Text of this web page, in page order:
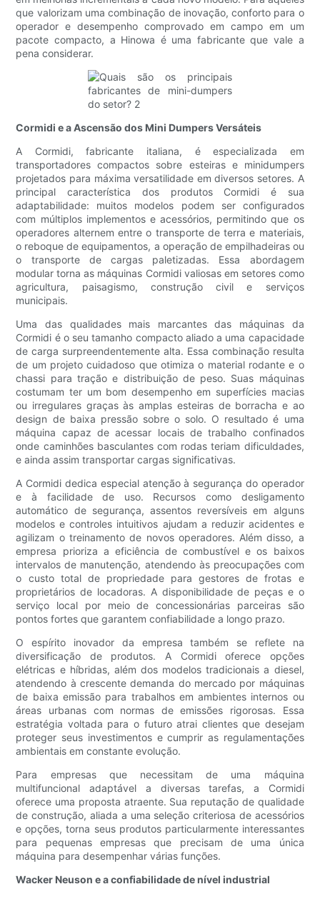
que valorizam uma combinação de inovação, conforto para o
operador e desempenho comprovado em campo em um
pacote compacto, a Hinowa é uma fabricante que vale a
pena considerar.
Cormidi e a Ascensão dos Mini Dumpers Versáteis
A Cormidi, fabricante italiana, é especializada em
transportadores compactos sobre esteiras e minidumpers
projetados para máxima versatilidade em diversos setores. A
principal característica dos produtos Cormidi é sua
adaptabilidade: muitos modelos podem ser configurados
com múltiplos implementos e acessórios, permitindo que os
operadores alternem entre o transporte de terra e materiais,
o reboque de equipamentos, a operação de empilhadeiras ou
o transporte de cargas paletizadas. Essa abordagem
modular torna as máquinas Cormidi valiosas em setores como
agricultura, paisagismo, construção civil e serviços
municipais.
Uma das qualidades mais marcantes das máquinas da
Cormidi é o seu tamanho compacto aliado a uma capacidade
de carga surpreendentemente alta. Essa combinação resulta
de um projeto cuidadoso que otimiza o material rodante e o
chassi para tração e distribuição de peso. Suas máquinas
costumam ter um bom desempenho em superfícies macias
ou irregulares graças às amplas esteiras de borracha e ao
design de baixa pressão sobre o solo. O resultado é uma
máquina capaz de acessar locais de trabalho confinados
onde caminhões basculantes com rodas teriam dificuldades,
e ainda assim transportar cargas significativas.
A Cormidi dedica especial atenção à segurança do operador
e à facilidade de uso. Recursos como desligamento
automático de segurança, assentos reversíveis em alguns
modelos e controles intuitivos ajudam a reduzir acidentes e
agilizam o treinamento de novos operadores. Além disso, a
empresa prioriza a eficiência de combustível e os baixos
intervalos de manutenção, atendendo às preocupações com
o custo total de propriedade para gestores de frotas e
proprietários de locadoras. A disponibilidade de peças e o
serviço local por meio de concessionárias parceiras são
pontos fortes que garantem confiabilidade a longo prazo.
O espírito inovador da empresa também se reflete na
diversificação de produtos. A Cormidi oferece opções
elétricas e híbridas, além dos modelos tradicionais a diesel,
atendendo à crescente demanda do mercado por máquinas
de baixa emissão para trabalhos em ambientes internos ou
áreas urbanas com normas de emissões rigorosas. Essa
estratégia voltada para o futuro atrai clientes que desejam
proteger seus investimentos e cumprir as regulamentações
ambientais em constante evolução.
Para empresas que necessitam de uma máquina
multifuncional adaptável a diversas tarefas, a Cormidi
oferece uma proposta atraente. Sua reputação de qualidade
de construção, aliada a uma seleção criteriosa de acessórios
e opções, torna seus produtos particularmente interessantes
para pequenas empresas que precisam de uma única
máquina para desempenhar várias funções.
Wacker Neuson e a confiabilidade de nível industrial